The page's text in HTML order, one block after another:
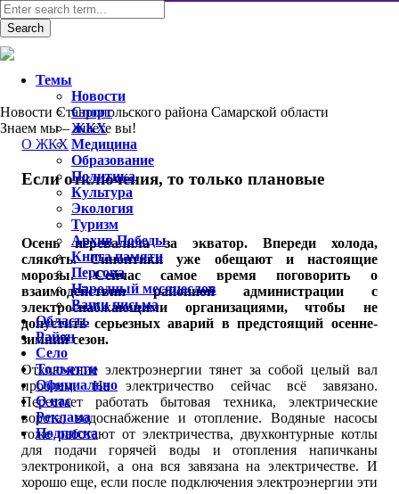
Новости Ставропольского района Самарской области
Знаем мы – знаете вы!
О ЖКХ
Если отключения, то только плановые
Осень перевалила за экватор. Впереди холода,
слякоть. Синоптики уже обещают и настоящие
морозы. Сейчас самое время поговорить о
взаимодействии районной администрации с
электроснабжающими организациями, чтобы не
допустить серьезных аварий в предстоящий осенне-
зимний сезон.
Отключение электроэнергии тянет за собой целый вал
проблем. На электричество сейчас всё завязано.
Перестает работать бытовая техника, электрические
ворота, водоснабжение и отопление. Водяные насосы
тоже работают от электричества, двухконтурные котлы
для подачи горячей воды и отопления напичканы
электроникой, а она вся завязана на электричестве. И
хорошо еще, если после подключения электроэнергии эти
Темы
Новости
Спорт
ЖКХ
Медицина
Образование
Политика
Культура
Экология
Туризм
Архив Победы
Книга памяти
Персона
Народный месяцеслов
Ваши письма
Область
Район
Село
Тольятти
Официально
О нас
Реклама
Подписка